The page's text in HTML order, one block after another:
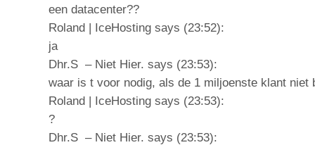
een datacenter??
Roland | IceHosting says (23:52):
ja
Dhr.S – Niet Hier. says (23:53):
waar is t voor nodig, als de 1 miljoenste klant niet
Roland | IceHosting says (23:53):
?
Dhr.S – Niet Hier. says (23:53):